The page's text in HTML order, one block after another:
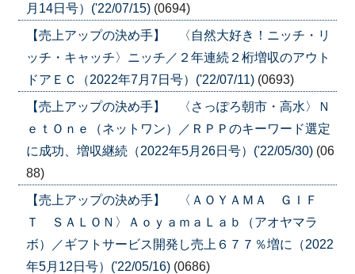
月14日号）('22/07/15) (0694)
【売上アップの決め手】 〈自然大好き！ニッチ・リ
ッチ・キャッチ〉ニッチ／２年連続２桁増収のアウト
ドアＥＣ（2022年7月7日号）('22/07/11) (0693)
【売上アップの決め手】 〈さっぽろ朝市・高水〉Ｎ
ｅｔＯｎｅ（ネットワン）／ＲＰＰのキーワード選定
に成功、増収継続（2022年5月26日号）('22/05/30) (06
88)
【売上アップの決め手】 〈ＡＯＹＡＭＡ ＧＩＦ
Ｔ ＳＡＬＯＮ〉ＡｏｙａｍａＬａｂ（アオヤマラ
ボ）／ギフトサービス開発し売上６７７％増に（2022
年5月12日号）('22/05/16) (0686)